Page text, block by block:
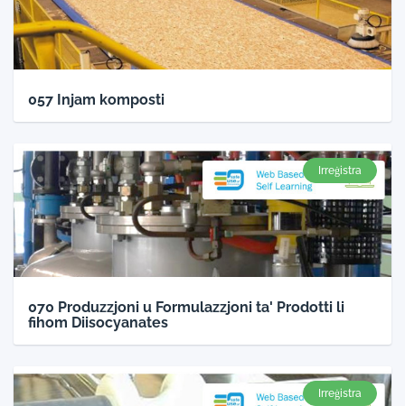
057 Injam komposti
Irreġistra
070 Produzzjoni u Formulazzjoni ta' Prodotti li
fihom Diisocyanates
Irreġistra